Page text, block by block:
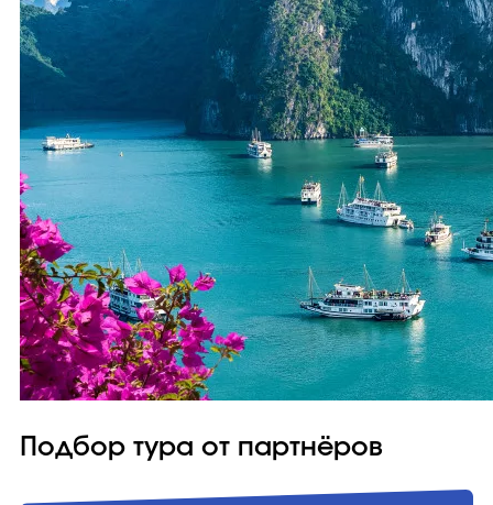
Подбор тура от партнёров